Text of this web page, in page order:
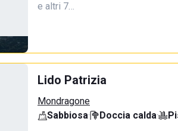
e altri 7…
Lido Patrizia
Mondragone
Sabbiosa· Doccia calda·